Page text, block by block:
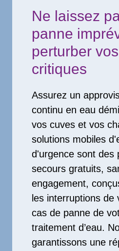
Ne laissez
panne
perturber
critiques
Assurez un
continu en eau
vos cuves et vos
solutions mobiles
d'urgence sont des
secours gratuits,
engagement,
les interruptions de
cas de panne de
traitement d’eau.
garantissons une